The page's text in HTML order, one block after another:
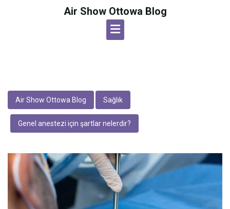
Air Show Ottowa Blog
Air Show Ottowa Blog Sağlık
Genel anestezi için şartlar nelerdir?